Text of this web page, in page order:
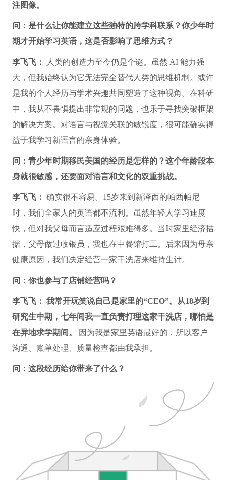
注图像。
问：是什么让你能建立这些独特的跨学科联系？你少年时
期才开始学习英语，这是否影响了思维方式？
李飞飞：
人类的创造力至今仍是个谜。虽然 AI 能力强
大，但我始终认为它无法完全替代人类的思维机制。或许
是我的个人经历与学术兴趣共同塑造了这种视角。在科研
中，我从不畏惧提出非常规的问题，也乐于寻找突破框架
的解决方案。对语言与视觉关联的敏锐度，很可能确实得
益于我学习新语言的亲身体验。
问：青少年时期移民美国的经历是怎样的？这个年龄段本
身就很敏感，还要面对语言和文化的双重挑战。
李飞飞： 确实很不容易。15岁来到新泽西的帕西帕尼
时，我们全家人的英语都不流利。虽然年轻人学习速度
快，但对我父母而言适应过程艰难得多。当时家里经济拮
据，父母做过收银员，我也在中餐馆打工。后来因为母亲
健康原因，我们决定经营一家干洗店来维持生计。
问：你也参与了店铺经营吗？
李飞飞： 我常开玩笑说自己是家里的“CEO”。从18岁到
研究生中期，七年间我一直负责打理这家干洗店，哪怕是
在异地求学期间。
因为我是家里英语最好的，所以客户
沟通、账单处理、质量检查都由我承担。
问：这段经历给你带来了什么？